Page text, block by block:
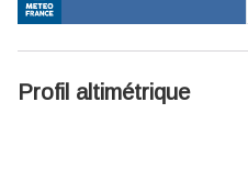
Profil altimétrique